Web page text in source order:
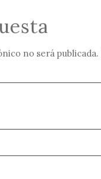
no será publicada.